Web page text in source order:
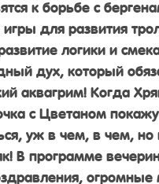
для развития
логики и
дух, который
аквагрим! Когда
с Цветаном
уж в чем, в чем,
В программе